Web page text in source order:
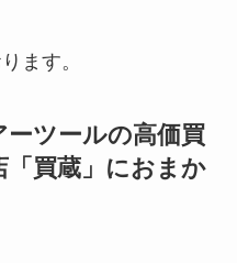
ます。
ーツールの高価買
「買蔵」におまか